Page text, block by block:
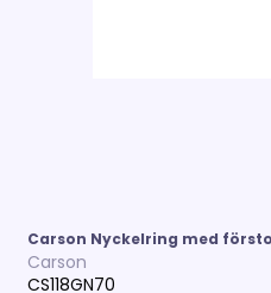
Carson Nyckelring med
Carson
CS118GN70